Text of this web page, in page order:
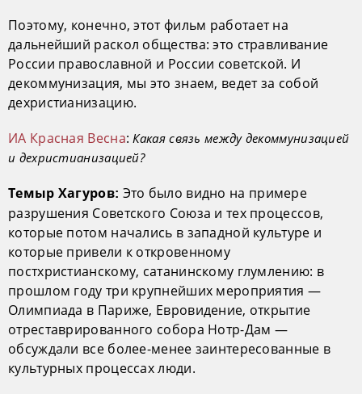
Поэтому, конечно, этот фильм работает на
дальнейший раскол общества: это стравливание
России православной и России советской. И
декоммунизация, мы это знаем, ведет за собой
дехристианизацию.
ИА Красная Весна:Какая связь между декоммунизацией
и дехристианизацией?
Темыр Хагуров: Это было видно на примере
разрушения Советского Союза и тех процессов,
которые потом начались в западной культуре и
которые привели к откровенному
постхристианскому, сатанинскому глумлению: в
прошлом году три крупнейших мероприятия —
Олимпиада в Париже, Евровидение, открытие
отреставрированного собора Нотр-Дам —
обсуждали все более-менее заинтересованные в
культурных процессах люди.